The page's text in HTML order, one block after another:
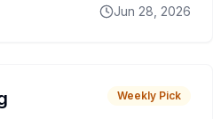
Jun 28, 2026
Weekly Pick